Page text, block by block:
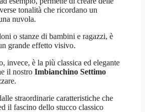
tonalità che ricordano un
nuvola.
o stanze di bambini e ragazzi, è
grande effetto visivo.
invece, è la più classica ed elegante
il nostro Imbianchino Settimo
straordinarie caratteristiche che
il fascino dello stucco classico